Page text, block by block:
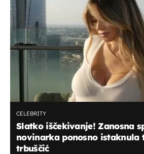
CELEBRITY
Slatko iščekivanje! Zanosna
novinarka ponosno istaknula
trbuščić